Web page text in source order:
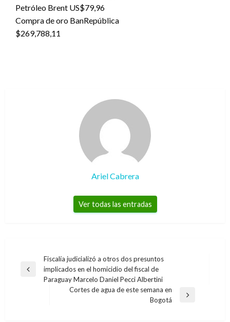
Petróleo Brent US$79,96
Compra de oro BanRepública
$269,788,11
Ariel Cabrera
Ver todas las entradas
Navegación
de
Entrada
anterior
Fiscalía judicializó a otros dos presuntos
implicados en el homicidio del fiscal de
Paraguay Marcelo Daniel Pecci Albertini
Cortes de agua de este semana en
Bogotá